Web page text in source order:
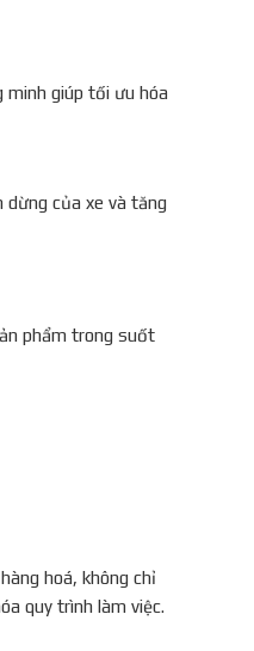
minh giúp tối ưu hóa
dừng của xe và tăng
phẩm trong suốt
hoá, không chỉ
quy trình làm việc.